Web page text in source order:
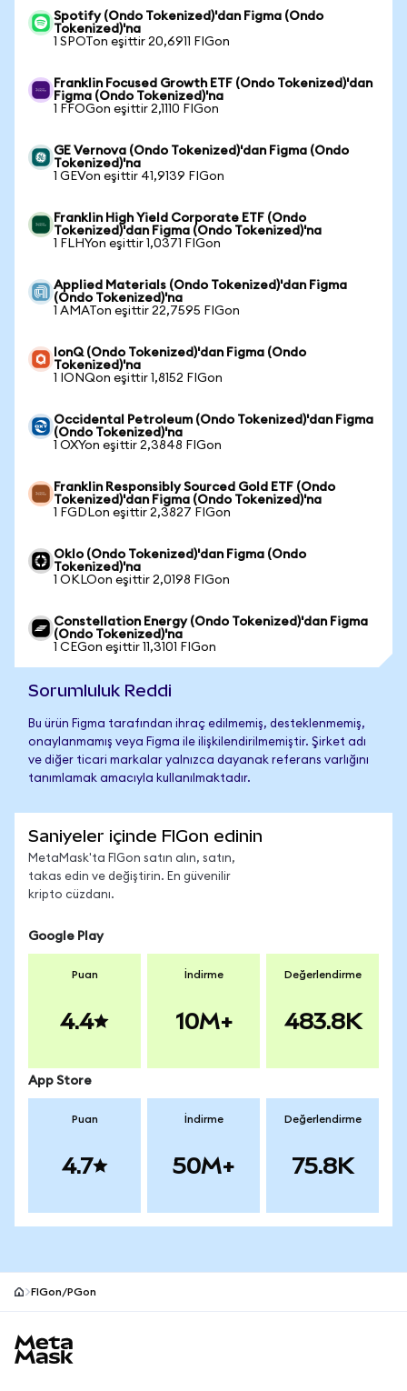
Spotify (Ondo Tokenized)'dan Figma (Ondo
Tokenized)'na
1 SPOTon eşittir 20,6911 FIGon
Franklin Focused Growth ETF (Ondo Tokenized)'dan
Figma (Ondo Tokenized)'na
1 FFOGon eşittir 2,1110 FIGon
GE Vernova (Ondo Tokenized)'dan Figma (Ondo
Tokenized)'na
1 GEVon eşittir 41,9139 FIGon
Franklin High Yield Corporate ETF (Ondo
Tokenized)'dan Figma (Ondo Tokenized)'na
1 FLHYon eşittir 1,0371 FIGon
Applied Materials (Ondo Tokenized)'dan Figma
(Ondo Tokenized)'na
1 AMATon eşittir 22,7595 FIGon
IonQ (Ondo Tokenized)'dan Figma (Ondo
Tokenized)'na
1 IONQon eşittir 1,8152 FIGon
Occidental Petroleum (Ondo Tokenized)'dan Figma
(Ondo Tokenized)'na
1 OXYon eşittir 2,3848 FIGon
Franklin Responsibly Sourced Gold ETF (Ondo
Tokenized)'dan Figma (Ondo Tokenized)'na
1 FGDLon eşittir 2,3827 FIGon
Oklo (Ondo Tokenized)'dan Figma (Ondo
Tokenized)'na
1 OKLOon eşittir 2,0198 FIGon
Constellation Energy (Ondo Tokenized)'dan Figma
(Ondo Tokenized)'na
1 CEGon eşittir 11,3101 FIGon
Sorumluluk Reddi
Bu ürün Figma tarafından ihraç edilmemiş, desteklenmemiş,
onaylanmamış veya Figma ile ilişkilendirilmemiştir. Şirket adı
ve diğer ticari markalar yalnızca dayanak referans varlığını
tanımlamak amacıyla kullanılmaktadır.
Saniyeler içinde FIGon edinin
MetaMask'ta FIGon satın alın, satın,
takas edin ve değiştirin. En güvenilir
kripto cüzdanı.
Google Play
Puan
4.4
İndirme
10M+
Değerlendirme
483.8K
App Store
Puan
4.7
İndirme
50M+
Değerlendirme
75.8K
FIGon/PGon